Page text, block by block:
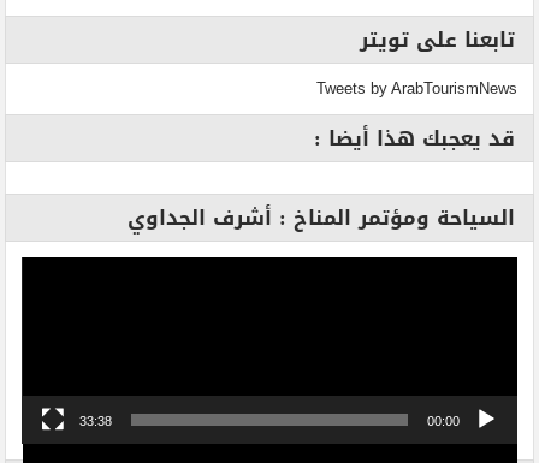
تابعنا على تويتر
Tweets by ArabTourismNews
قد يعجبك هذا أيضا :
السياحة ومؤتمر المناخ : أشرف الجداوي
00:00
33:38